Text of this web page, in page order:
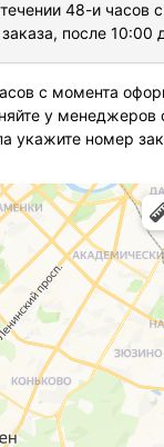
48-и часов
после 10:00
с момента
у менеджеров
укажите номер